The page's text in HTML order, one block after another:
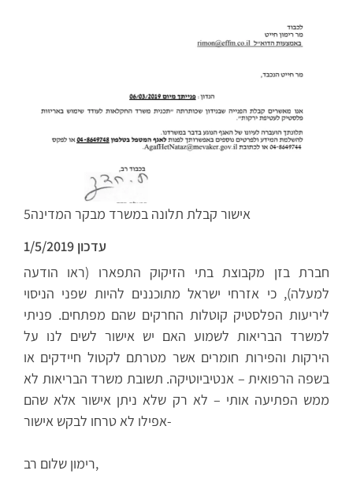
5אישור קבלת תלונה במשרד מבקר המדינה
עדכון 1/5/2019
חברת בזן מקבוצת בתי הזיקוק התפארו (ראו הודעה
למעלה), כי אזרחי ישראל מתוכננים להיות שפני הניסוי
ליריעות הפלסטיק קוטלות החרקים שהם מפתחים. פניתי
למשרד הבריאות לשמוע האם יש אישור לשים לנו על
הירקות והפירות חומרים אשר מטרתם לקטול חיידקים או
בשפה הרפואית – אנטיביוטיקה. תשובת משרד הבריאות לא
ממש הפתיעה אותי – לא רק שלא ניתן אישור אלא שהם
אפילו לא טרחו לבקש אישור-
רימון שלום רב,